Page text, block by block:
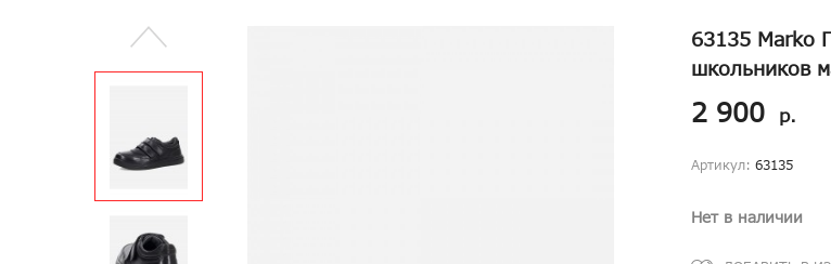
63135 Marko
школьников
2 900 р.
Артикул: 63135
Нет в наличии